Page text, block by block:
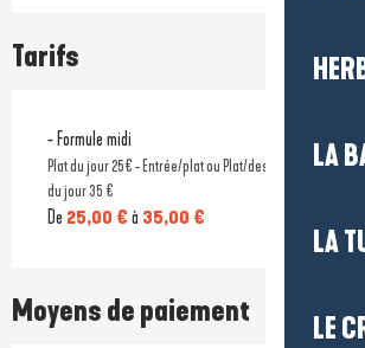
LA
LA
LE
Tarifs
- Formule midi
Plat du jour 25€ - Entrée/plat ou Plat/dessert du jour 30 €
du jour 35 €
De 25,00 € à 35,00 €
Moyens de paiement